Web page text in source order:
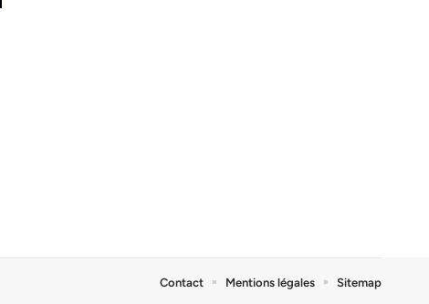
Contact Mentions légales Sitemap